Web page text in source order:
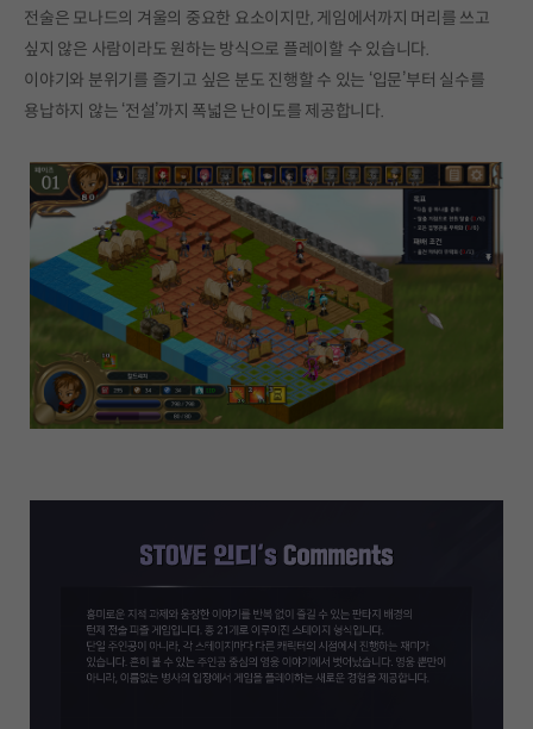
전술은 모나드의 겨울의 중요한 요소이지만, 게임에서까지 머리를 쓰고
싶지 않은 사람이라도 원하는 방식으로 플레이할 수 있습니다.
이야기와 분위기를 즐기고 싶은 분도 진행할 수 있는 ‘입문’부터 실수를
용납하지 않는 ‘전설’까지 폭넓은 난이도를 제공합니다.